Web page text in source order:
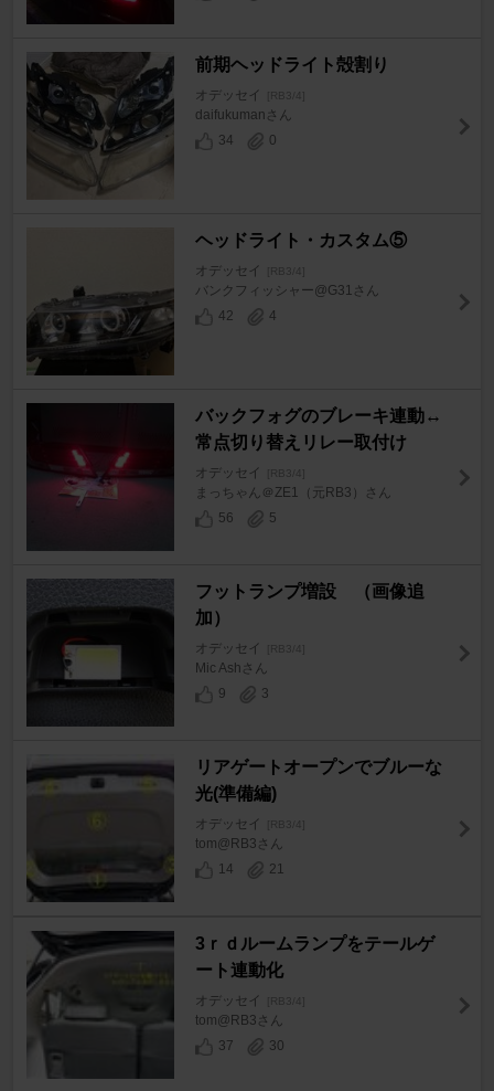
前期ヘッドライト殻割り
オデッセイ [RB3/4]
daifukumanさん
34
0
ヘッドライト・カスタム⑤
オデッセイ [RB3/4]
バンクフィッシャー@G31さん
42
4
バックフォグのブレーキ連動↔
常点切り替えリレー取付け
オデッセイ [RB3/4]
まっちゃん＠ZE1（元RB3）さん
56
5
フットランプ増設 （画像追
加）
オデッセイ [RB3/4]
Mic Ashさん
9
3
リアゲートオープンでブルーな
光(準備編)
オデッセイ [RB3/4]
tom@RB3さん
14
21
3ｒｄルームランプをテールゲ
ート連動化
オデッセイ [RB3/4]
tom@RB3さん
37
30